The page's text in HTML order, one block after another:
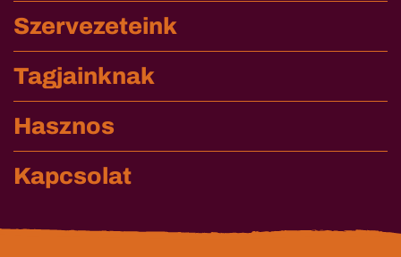
Szervezeteink
Tagjainknak
Hasznos
Kapcsolat